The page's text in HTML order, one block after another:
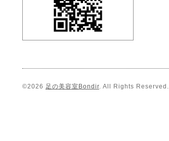
©2026 足の美容室Bondir. All Rights Reserved.